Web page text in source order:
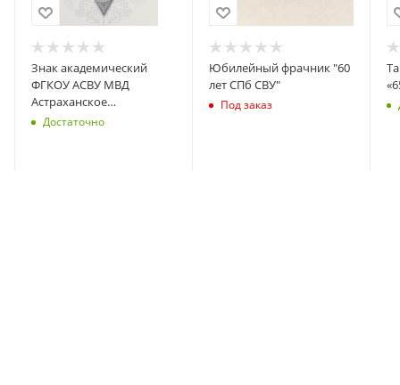
Знак академический
ФГКОУ АСВУ МВД
Астраханское
суворовское военное
Достаточно
Юбилейный фрачник "60
лет СПб СВУ"
Под заказ